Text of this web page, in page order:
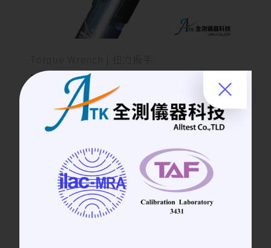
3.5mm Type Torque Wrench 高精度
SMA型扭力扳手